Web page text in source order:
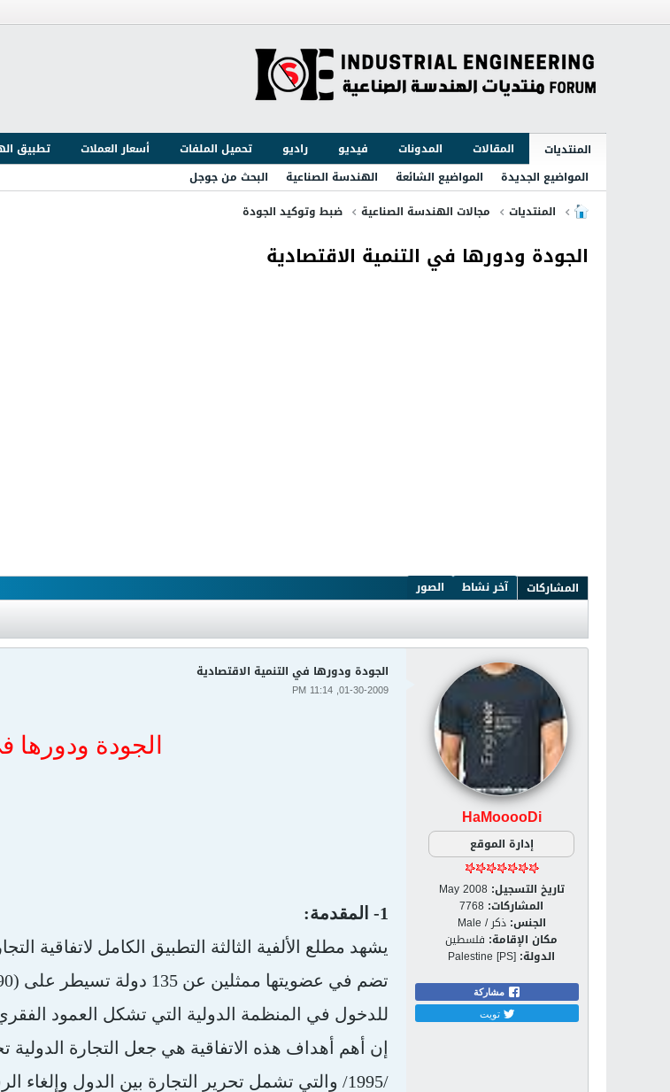
المنتديات المقالات المدونات فيديو راديو تحميل الملفات أسعار العملات تطبيق
المواضيع الجديدة
المواضيع الشائعة الهندسة الصناعية
البحث من جوجل
المنتديات
مجالات الهندسة الصناعية ضبط وتوكيد الجودة
الجودة ودورها في التنمية الاقتصادية
المشاركات آخر نشاط الصور
HaMooooDi
إدارة الموقع
تاريخ التسجيل: May 2008
المشاركات: 7768
الجنس: ذكر / Male
مكان الإقامة: فلسطين
الدولة: Palestine [PS]
مشاركة
تويت
الجودة ودورها في التنمية الاقتصادية
01-30-2009, 11:14 PM
الجودة ودورها
1- المقدمة:
يشهد مطلع الألفية الثالثة التطبيق الكامل لاتفاقية
للدخول في المنظمة الدولية التي تشكل العمود
إن أهم أهداف هذه الاتفاقية هي جعل التجارة
/1995/ والتي تشمل تحرير التجارة بين الدول